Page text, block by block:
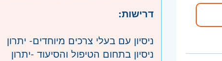
דרישות:
ניסיון עם בעלי צרכים מיוחדים- יתרון
ניסיון בתחום הטיפול והסיעוד -יתרון